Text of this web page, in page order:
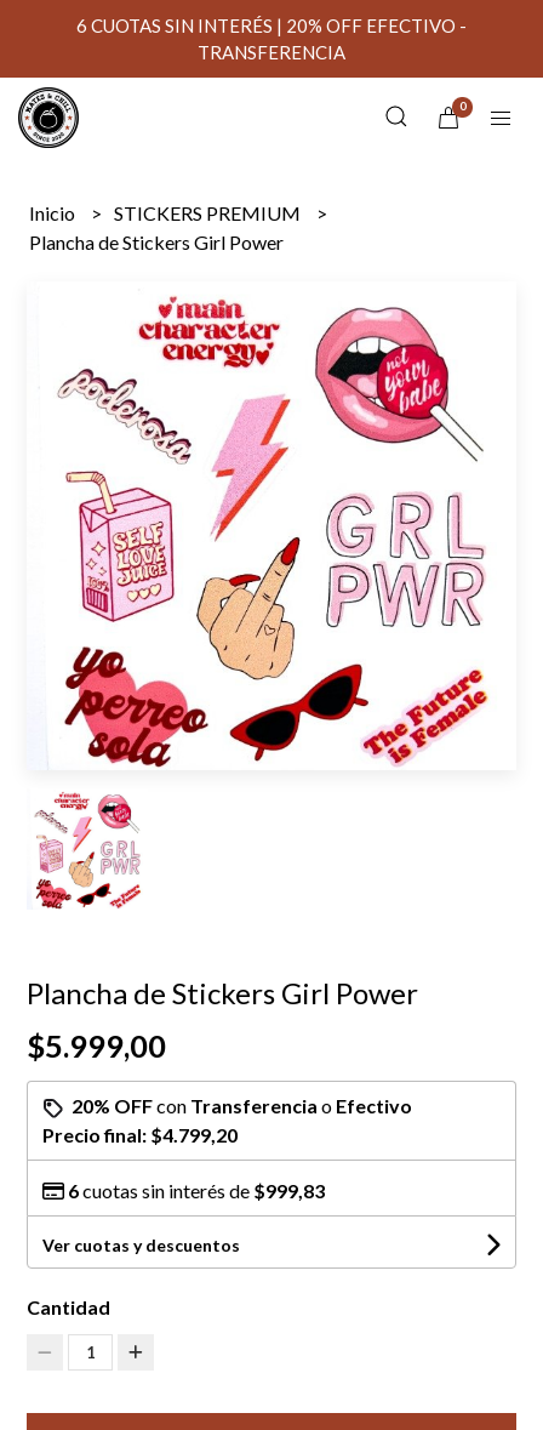
6 CUOTAS SIN INTERÉS | 20% OFF EFECTIVO -
TRANSFERENCIA
0
Inicio
STICKERS PREMIUM
Plancha de Stickers Girl Power
Plancha de Stickers Girl Power
$5.999,00
20% OFFcon Transferencia o Efectivo
Precio final: $4.799,20
6cuotas sin interés de $999,83
Ver cuotas y descuentos
Cantidad
1